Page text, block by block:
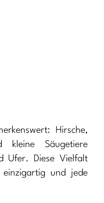
Hirsche,
kleine Säugetiere
Ufer. Diese Vielfalt
einzigartig und jede